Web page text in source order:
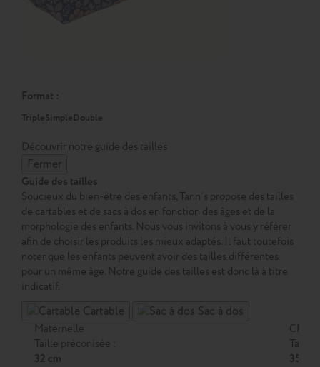
Format :
TripleSimpleDouble
Découvrir notre guide des tailles
Fermer
Guide des tailles
Soucieux du bien-être des enfants, Tann’s propose des tailles
de cartables et de sacs à dos en fonction des âges et de la
morphologie des enfants. Nous vous invitons à vous y référer
afin de choisir les produits les mieux adaptés. Il faut toutefois
noter que les enfants peuvent avoir des tailles différentes
pour un même âge. Notre guide des tailles est donc là à titre
indicatif.
Cartable Sac à dos
Maternelle
Taille préconisée :
32 cm
CP
Taille
35 cm